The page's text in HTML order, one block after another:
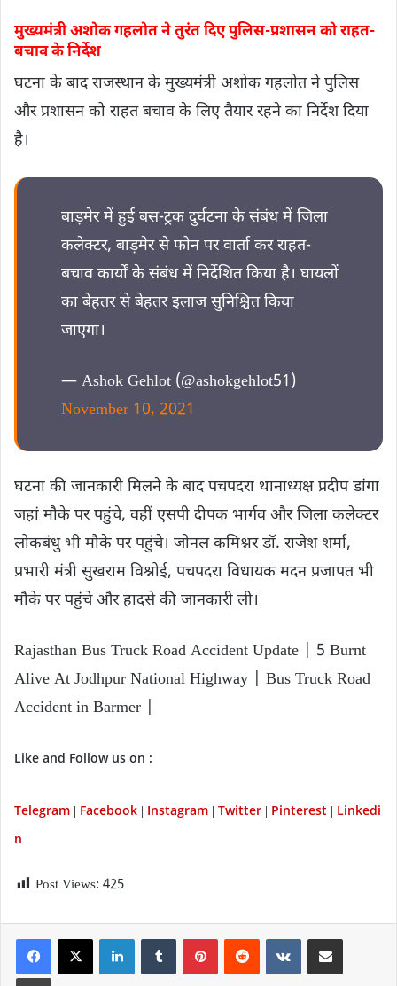
मुख्यमंत्री अशोक गहलोत ने तुरंत दिए पुलिस-प्रशासन को राहत-
बचाव के निर्देश
घटना के बाद राजस्थान के मुख्यमंत्री अशोक गहलोत ने पुलिस
और प्रशासन को राहत बचाव के लिए तैयार रहने का निर्देश दिया
है।
बाड़मेर में हुई बस-ट्रक दुर्घटना के संबंध में जिला
कलेक्टर, बाड़मेर से फोन पर वार्ता कर राहत-
बचाव कार्यों के संबंध में निर्देशित किया है। घायलों
का बेहतर से बेहतर इलाज सुनिश्चित किया
जाएगा।
— Ashok Gehlot (@ashokgehlot51)
November 10, 2021
घटना की जानकारी मिलने के बाद पचपदरा थानाध्यक्ष प्रदीप डांगा
जहां मौके पर पहुंचे, वहीं एसपी दीपक भार्गव और जिला कलेक्टर
लोकबंधु भी मौके पर पहुंचे। जोनल कमिश्नर डॉ. राजेश शर्मा,
प्रभारी मंत्री सुखराम विश्नोई, पचपदरा विधायक मदन प्रजापत भी
मौके पर पहुंचे और हादसे की जानकारी ली।
Rajasthan Bus Truck Road Accident Update | 5 Burnt
Alive At Jodhpur National Highway | Bus Truck Road
Accident in Barmer |
Like and Follow us on :
Telegram Facebook Instagram Twitter Pinterest
Linkedi
n
Post Views: 425